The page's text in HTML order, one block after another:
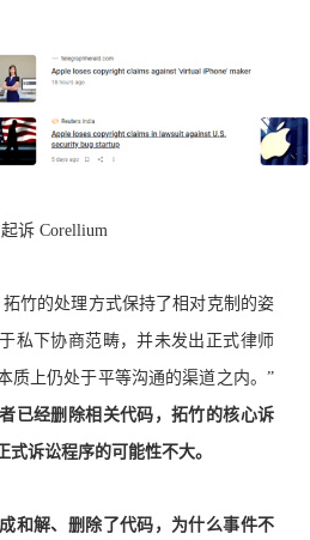
诉 Corellium
竹的处理方式保持了相对克制的姿
私下协商范畴，并未发出正式律师
质上仍处于平等沟通的渠道之内。”
已经删除相关代码，拓竹的核心诉
诉讼程序的可能性不大。
和解、删除了代码，为什么事件不